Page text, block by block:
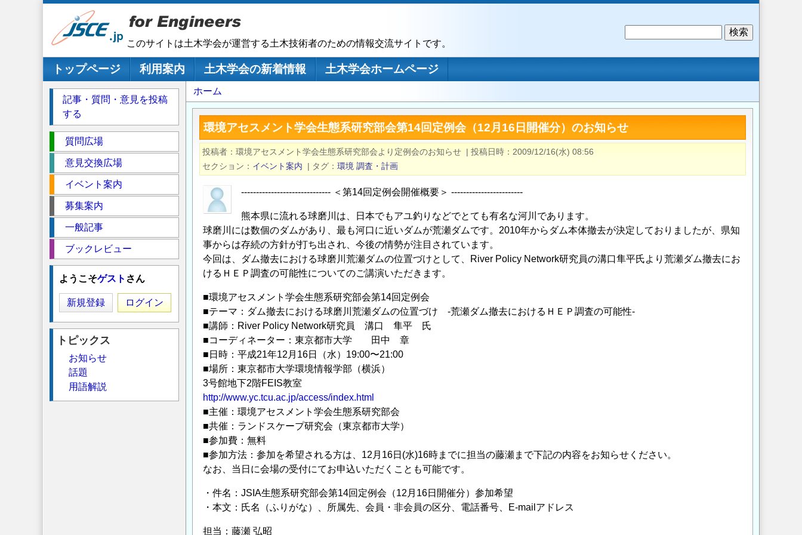
このサイトは土木学会が運営する土木技術者のための情報交流サイトです。
メインナビゲーション
トップページ 利用案内 土木学会の新着情報
土木学会ホームページ
パ
ン
く
ず
ホーム
環境アセスメント学会生態系研究部会第14回定例会（12月16日開催分）のお知らせ
投稿者 環境アセスメント学会生態系研究部会より定例会のお知らせ | 投稿日時
2009/12/16(水) 08:56
セクション
イベント案内 | タグ 環境 調査・計画
------------------------------ ＜第14回定例会開催概要＞ ------------------------
熊本県に流れる球磨川は、日本でもアユ釣りなどでとても有名な河川であります。
球磨川には数個のダムがあり、最も河口に近いダムが荒瀬ダムです。2010年からダム本体撤去が決定しておりましたが、県知
事からは存続の方針が打ち出され、今後の情勢が注目されています。
今回は、ダム撤去における球磨川荒瀬ダムの位置づけとして、River Policy Network研究員の溝口隼平氏より荒瀬ダム撤去にお
けるＨＥＰ調査の可能性についてのご講演いただきます。
■環境アセスメント学会生態系研究部会第14回定例会
■テーマ：ダム撤去における球磨川荒瀬ダムの位置づけ -荒瀬ダム撤去におけるＨＥＰ調査の可能性-
■講師：River Policy Network研究員 溝口 隼平 氏
■コーディネーター：東京都市大学 田中 章
■日時：平成21年12月16日（水）19:00〜21:00
■場所：東京都市大学環境情報学部（横浜）
3号館地下2階FEIS教室
http://www.yc.tcu.ac.jp/access/index.html
■主催：環境アセスメント学会生態系研究部会
■共催：ランドスケープ研究会（東京都市大学）
■参加費：無料
■参加方法：参加を希望される方は、12月16日(水)16時までに担当の藤瀬まで下記の内容をお知らせください。
なお、当日に会場の受付にてお申込いただくことも可能です。
・件名：JSIA生態系研究部会第14回定例会（12月16日開催分）参加希望
・本文：氏名（ふりがな）、所属先、会員・非会員の区分、電話番号、E-mailアドレス
担当：藤瀬 弘昭
記事・質問・意見を投稿
する
ク
シ
質問広場
意見交換広場
イベント案内
募集案内
一般記事
ブックレビュー
ようこそゲスト さん
新規登録 ログイン
トピックス
お知らせ
話題
用語解説